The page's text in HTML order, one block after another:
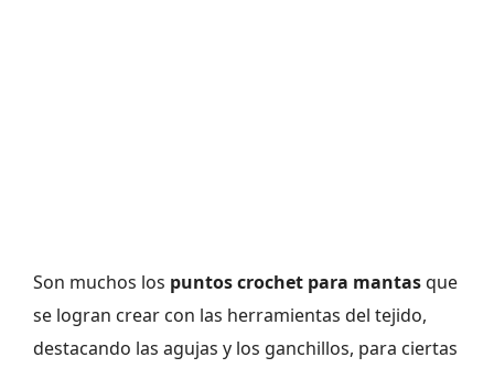
Son muchos los puntos crochet para mantasque
se logran crear con las herramientas del tejido,
destacando las agujas y los ganchillos, para ciertas